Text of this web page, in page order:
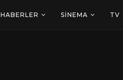
HABERLER SINEMA TV